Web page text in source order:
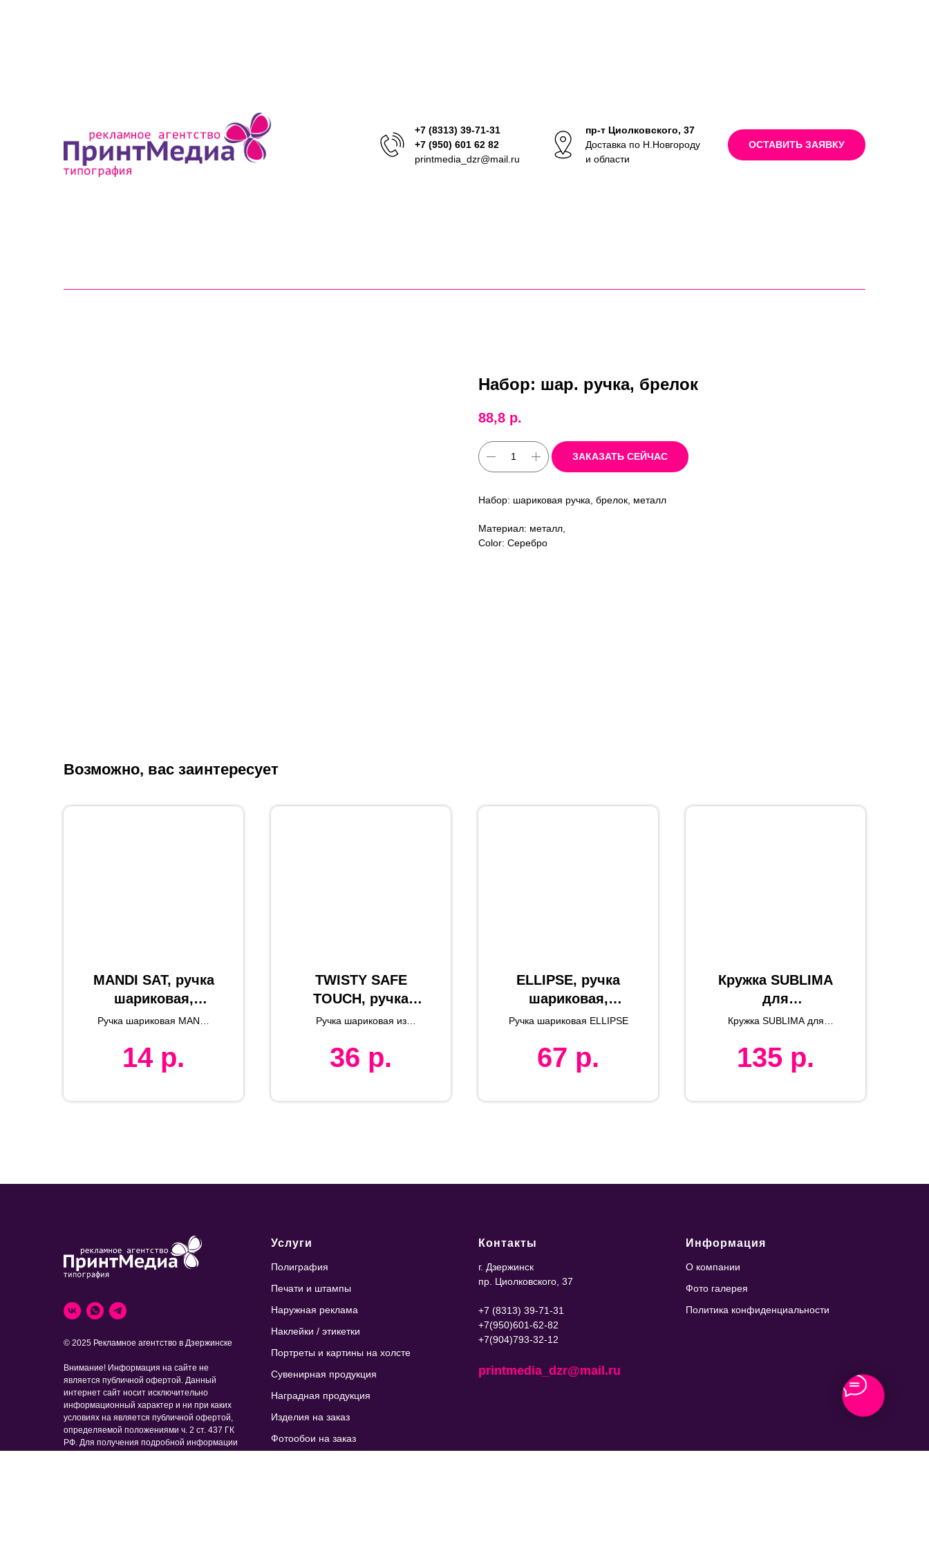
+7 (8313) 39-71-31
+7 (950) 601 62 82
printmedia_dzr@mail.ru
пр-т Циолковского, 37
Доставка по Н.Новгороду
и области
ОСТАВИТЬ ЗАЯВКУ
Набор: шар. ручка, брелок
88,8 р.
ЗАКАЗАТЬ СЕЙЧАС
Набор: шариковая ручка, брелок, металл
Материал: металл,
Color: Серебро
Возможно, вас заинтересует
MANDI SAT, ручка
шариковая,
зеленый/
пластик
Ручка шариковая MANDI
14 р.
TWISTY SAFE
TOUCH, ручка
шариковая,
антибактериальн
ый пластик
Ручка шариковая из
пластика TWISTY
SAFETOUCH
36 р.
ELLIPSE, ручка
шариковая,
зеленый/черный,
пластик
Ручка шариковая ELLIPSE
67 р.
Кружка SUBLIMA
для
сублимационной
фарфор
Кружка SUBLIMA для
135 р.
© 2025 Рекламное агентство в Дзержинске
Внимание! Информация на сайте не
является публичной офертой. Данный
интернет сайт носит исключительно
информационный характер и ни при каких
условиях на является публичной офертой,
определяемой положениями ч. 2 ст. 437 ГК
РФ. Для получения подробной информации
Услуги
Полиграфия
Печати и штампы
Наружная реклама
Наклейки / этикетки
Портреты и картины на холсте
Сувенирная продукция
Наградная продукция
Изделия на заказ
Фотообои на заказ
Контакты
г. Дзержинск
пр. Циолковского, 37
+7 (8313) 39-71-31
+7(950)601-62-82
+7(904)793-32-12
printmedia_dzr@mail.ru
Информация
О компании
Фото галерея
Политика конфиденциальности